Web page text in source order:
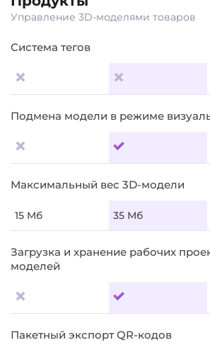
Управление 3D-моделями товаров
Система тегов
Подмена модели в режиме
Максимальный вес 3D-модели
15 Мб 35 Мб
Загрузка и хранение рабочих
моделей
Пакетный экспорт QR-кодов